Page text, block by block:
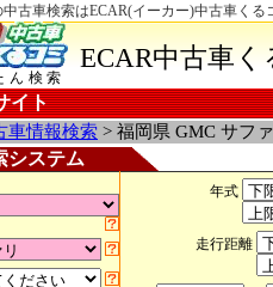
古車検索はECAR(イーカー)中古車くる
ん検索
ECAR中古車
イト
車情報検索 > 福岡県 GMC サフ
システム
年式
走行距離